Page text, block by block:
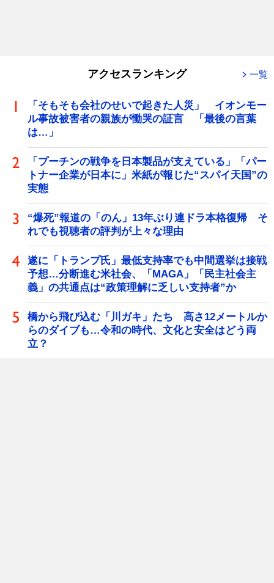
アクセスランキング 一覧
「そもそも会社のせいで起きた人災」 イオンモー
ル事故被害者の親族が慟哭の証言 「最後の言葉
は…」
「プーチンの戦争を日本製品が支えている」「パー
トナー企業が日本に」米紙が報じた“スパイ天国”の
実態
“爆死”報道の「のん」13年ぶり連ドラ本格復帰 そ
れでも視聴者の評判が上々な理由
遂に「トランプ氏」最低支持率でも中間選挙は接戦
予想…分断進む米社会、「MAGA」「民主社会主
義」の共通点は“政策理解に乏しい支持者”か
橋から飛び込む「川ガキ」たち 高さ12メートルか
らのダイブも…令和の時代、文化と安全はどう両
立？